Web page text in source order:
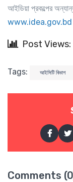
আইডিয়া প্রকল্পের
www.idea.gov.bd
Post
Tags: আইসিটি বিভাগ
Comments